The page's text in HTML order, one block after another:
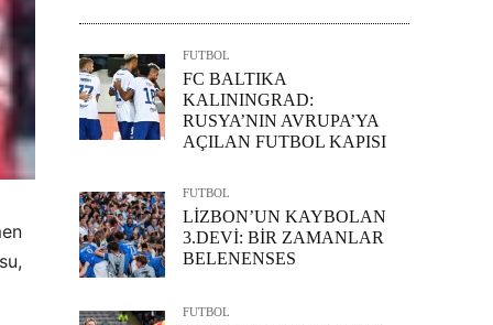
FUTBOL
FC BALTIKA
KALININGRAD:
RUSYA’NIN AVRUPA’YA
AÇILAN FUTBOL KAPISI
FUTBOL
LİZBON’UN KAYBOLAN
3.DEVİ: BİR ZAMANLAR
BELENENSES
FUTBOL